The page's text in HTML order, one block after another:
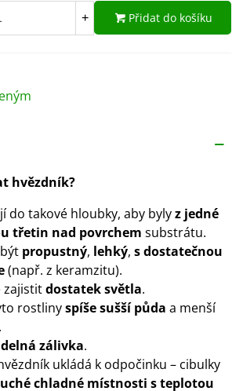
+ Přidat do košíku
hvězdník?
do takové hloubky, aby bylyz jedné
třetin nad povrchem substrátu.
propustný, lehký, s dostatečnou
(např. z keramzitu).
zajistitdostatek světla.
rostlinyspíše sušší půda a menší
zálivka.
ukládá k odpočinku – cibulky
chladné místnosti s teplotou